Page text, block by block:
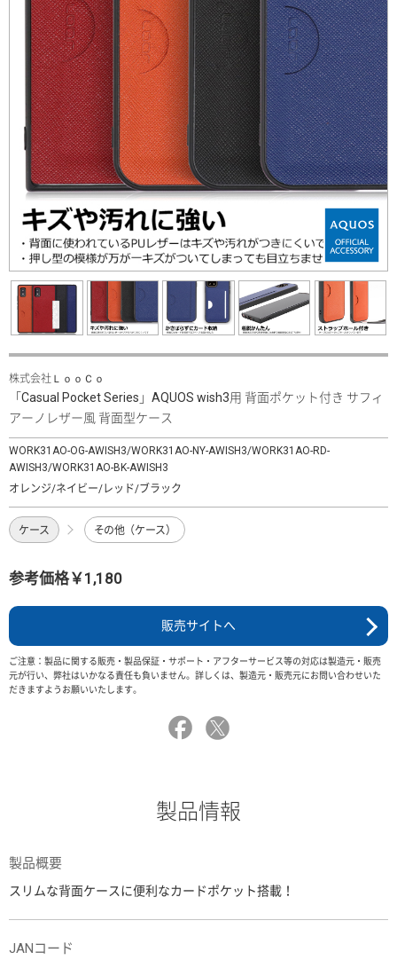
株式会社ＬｏｏＣｏ
「Casual Pocket Series」AQUOS wish3用 背面ポケット付き サフィ
アーノレザー風 背面型ケース
WORK31AO-OG-AWISH3/WORK31AO-NY-AWISH3/WORK31AO-RD-
AWISH3/WORK31AO-BK-AWISH3
オレンジ/ネイビー/レッド/ブラック
ケース その他（ケース）
参考価格￥1,180
販売サイトへ
ご注意：製品に関する販売・製品保証・サポート・アフターサービス等の対応は製造元・販売
元が行い、弊社はいかなる責任も負いません。詳しくは、製造元・販売元にお問い合わせいた
だきますようお願いいたします。
製品情報
製品概要
スリムな背面ケースに便利なカードポケット搭載！
JANコード